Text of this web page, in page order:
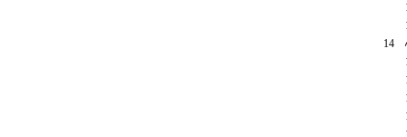
13
13
14
14
14
14
14